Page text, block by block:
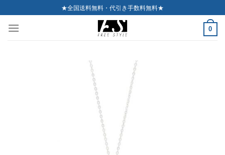
to
content
★全国送料無料・代引き手数料無料★
0